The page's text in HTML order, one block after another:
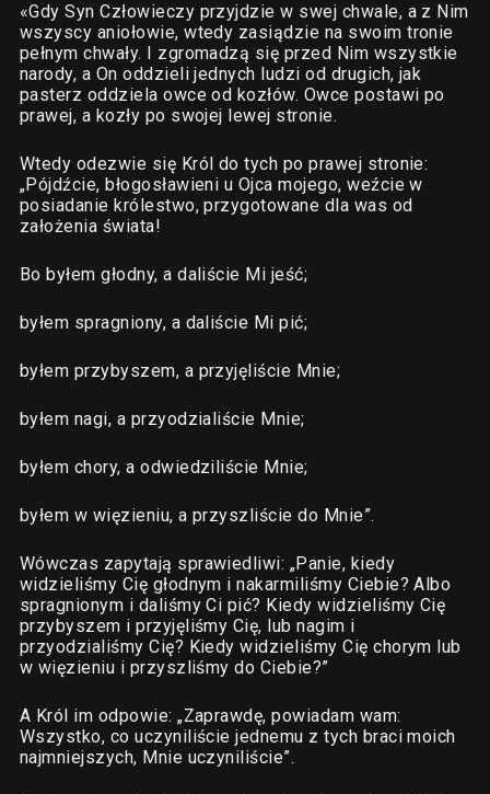
«Gdy Syn Człowieczy przyjdzie w swej chwale, a z Nim
wszyscy aniołowie, wtedy zasiądzie na swoim tronie
pełnym chwały. I zgromadzą się przed Nim wszystkie
narody, a On oddzieli jednych ludzi od drugich, jak
pasterz oddziela owce od kozłów. Owce postawi po
prawej, a kozły po swojej lewej stronie.
Wtedy odezwie się Król do tych po prawej stronie:
„Pójdźcie, błogosławieni u Ojca mojego, weźcie w
posiadanie królestwo, przygotowane dla was od
założenia świata!
Bo byłem głodny, a daliście Mi jeść;
byłem spragniony, a daliście Mi pić;
byłem przybyszem, a przyjęliście Mnie;
byłem nagi, a przyodzialiście Mnie;
byłem chory, a odwiedziliście Mnie;
byłem w więzieniu, a przyszliście do Mnie”.
Wówczas zapytają sprawiedliwi: „Panie, kiedy
widzieliśmy Cię głodnym i nakarmiliśmy Ciebie? Albo
spragnionym i daliśmy Ci pić? Kiedy widzieliśmy Cię
przybyszem i przyjęliśmy Cię, lub nagim i
przyodzialiśmy Cię? Kiedy widzieliśmy Cię chorym lub
w więzieniu i przyszliśmy do Ciebie?”
A Król im odpowie: „Zaprawdę, powiadam wam:
Wszystko, co uczyniliście jednemu z tych braci moich
najmniejszych, Mnie uczyniliście”.